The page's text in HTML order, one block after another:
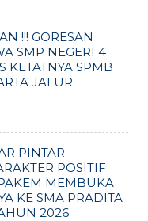
!!! GORESAN
SMP NEGERI 4
KETATNYA SPMB
JALUR
PINTAR:
POSITIF
MEMBUKA
KE SMA PRADITA
2026